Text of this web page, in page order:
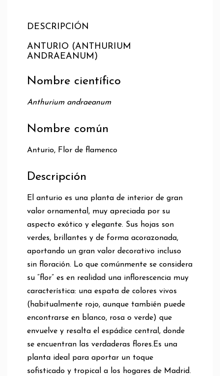
DESCRIPCIÓN
ANTURIO (ANTHURIUM
ANDRAEANUM)
Nombre científico
Anthurium andraeanum
Nombre común
Anturio, Flor de flamenco
Descripción
El anturio es una planta de interior de gran
valor ornamental, muy apreciada por su
aspecto exótico y elegante. Sus hojas son
verdes, brillantes y de forma acorazonada,
aportando un gran valor decorativo incluso
sin floración. Lo que comúnmente se considera
su “flor” es en realidad una inflorescencia muy
característica: una espata de colores vivos
(habitualmente rojo, aunque también puede
encontrarse en blanco, rosa o verde) que
envuelve y resalta el espádice central, donde
se encuentran las verdaderas flores.Es una
planta ideal para aportar un toque
sofisticado y tropical a los hogares de Madrid.